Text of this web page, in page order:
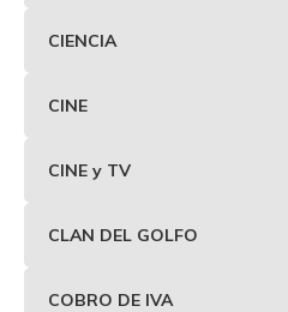
CIENCIA
CINE
CINE y TV
CLAN DEL GOLFO
COBRO DE IVA